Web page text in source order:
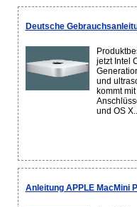
Deutsche
jetzt Intel
und
kommt
und OS
Anleitung APPLE MacMini